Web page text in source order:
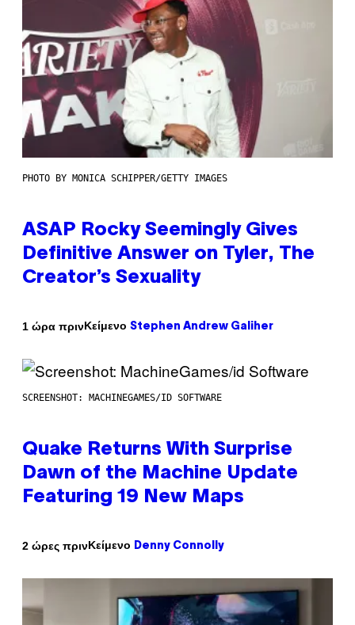
PHOTO BY MONICA SCHIPPER/GETTY IMAGES
ASAP Rocky Seemingly Gives
Definitive Answer on Tyler, The
Creator’s Sexuality
1 ώρα πρινΚείμενο Stephen Andrew Galiher
SCREENSHOT: MACHINEGAMES/ID SOFTWARE
Quake Returns With Surprise
Dawn of the Machine Update
Featuring 19 New Maps
2 ώρες πρινΚείμενο Denny Connolly